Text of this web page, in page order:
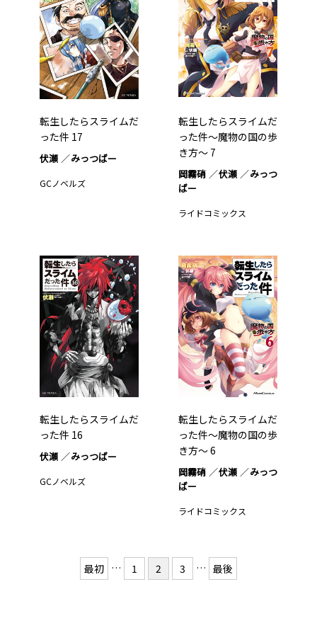
転生したらスライムだ
った件 17
伏瀬 みっつばー
GCノベルズ
転生したらスライムだ
った件～魔物の国の歩
き方～ 7
岡霧硝 伏瀬
みっつ
ばー
ライドコミックス
転生したらスライムだ
った件 16
伏瀬 みっつばー
GCノベルズ
転生したらスライムだ
った件～魔物の国の歩
き方～ 6
岡霧硝 伏瀬
みっつ
ばー
ライドコミックス
最初 … 1 2 3 … 最後